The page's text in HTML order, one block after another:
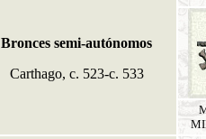
Bronces semi-autónomos
Carthago, c. 523-c. 533